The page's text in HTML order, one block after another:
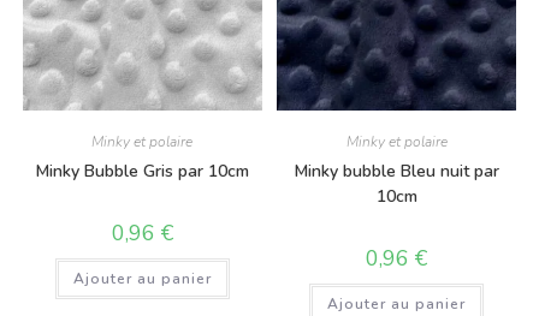
Minky et polaire
Minky Bubble Gris par 10cm
0,96 €
Ajouter au panier
Minky et polaire
Minky bubble Bleu nuit par
10cm
0,96€
Ajouter au panier